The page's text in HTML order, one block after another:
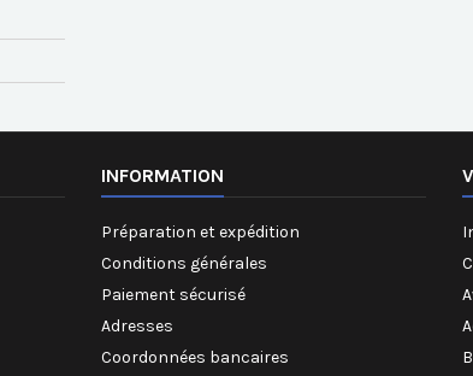
INFORMATION
Préparation et expédition
Conditions générales
Paiement sécurisé
Adresses
Coordonnées bancaires